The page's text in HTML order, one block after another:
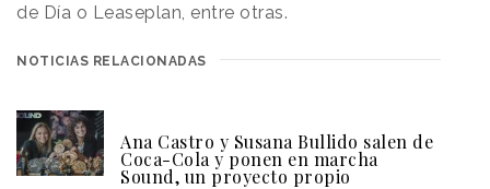
de Día o Leaseplan, entre otras.
NOTICIAS RELACIONADAS
Ana Castro y Susana Bullido salen de
Coca-Cola y ponen en marcha
Sound, un proyecto propio